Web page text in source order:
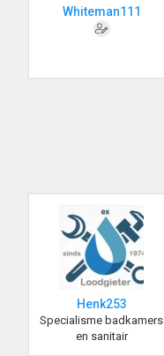
Whiteman111
Henk253
Specialisme badkamers
en sanitair